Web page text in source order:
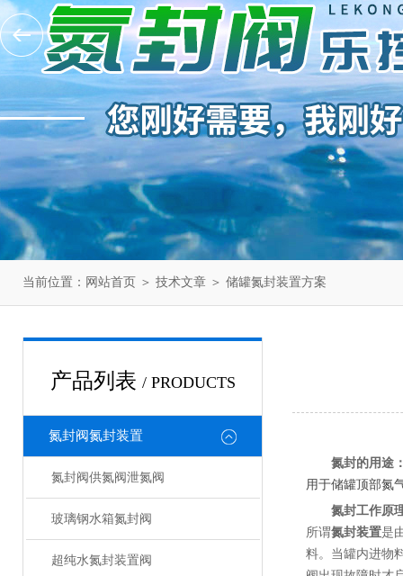
当前位置： 网站首页 ＞ 技术文章 ＞ 储罐氮封装置方案
产品列表 / PRODUCTS
氮封阀氮封装置
氮封阀供氮阀泄氮阀
玻璃钢水箱氮封阀
超纯水氮封装置阀
氮封的用途
用于储罐顶部氮
氮封工作原
所谓氮封装置是
料。当罐内进物